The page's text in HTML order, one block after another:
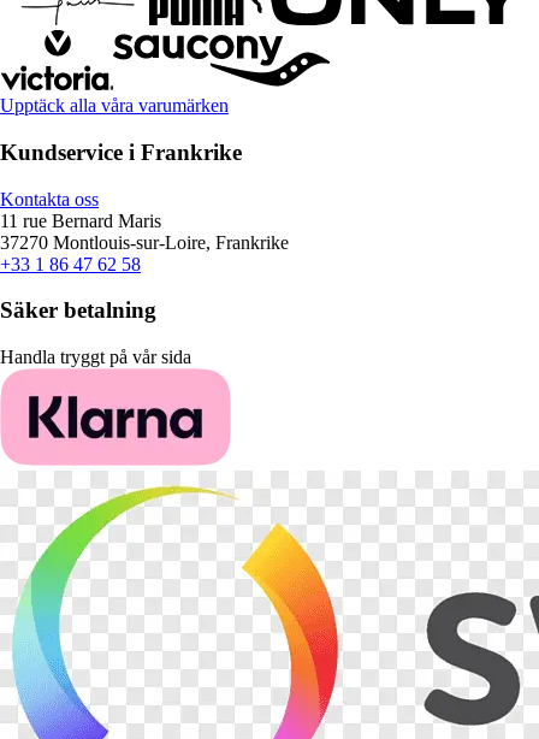
Upptäck alla våra varumärken
Kundservice i Frankrike
Kontakta oss
11 rue Bernard Maris
37270 Montlouis-sur-Loire, Frankrike
+33 1 86 47 62 58
Säker betalning
Handla tryggt på vår sida